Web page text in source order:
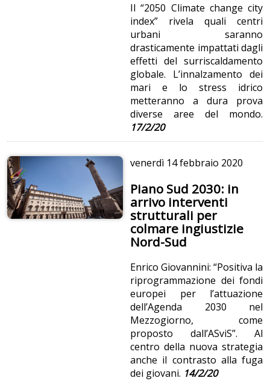
Il “2050 Climate change city
index” rivela quali centri
urbani saranno
drasticamente impattati dagli
effetti del surriscaldamento
globale. L’innalzamento dei
mari e lo stress idrico
metteranno a dura prova
diverse aree del mondo.
17/2/20
venerdì 14 febbraio 2020
Piano Sud 2030: in
arrivo interventi
strutturali per
colmare ingiustizie
Nord-Sud
Enrico Giovannini: “Positiva la
riprogrammazione dei fondi
europei per l’attuazione
dell’Agenda 2030 nel
Mezzogiorno, come
proposto dall’ASviS”. Al
centro della nuova strategia
anche il contrasto alla fuga
dei giovani. 14/2/20